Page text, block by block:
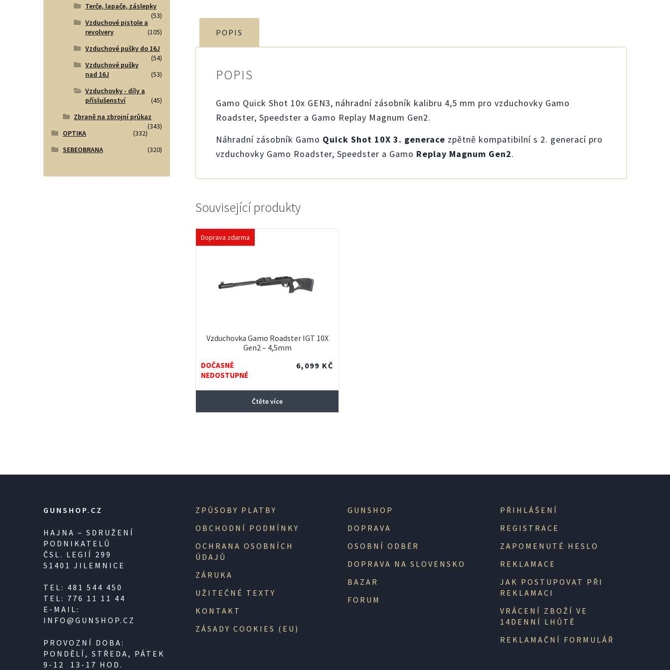
POPIS
POPIS
Gamo Quick Shot 10x GEN3, náhradní zásobník kalibru 4,5 mm pro vzduchovky Gamo
Roadster, Speedster a Gamo Replay Magnum Gen2.
Náhradní zásobník Gamo Quick Shot 10X 3. generace zpětně kompatibilní s 2. generací pro
vzduchovky Gamo Roadster, Speedster a Gamo Replay Magnum Gen2.
Související produkty
Doprava zdarma
Vzduchovka Gamo Roadster IGT 10X
Gen2 – 4,5mm
DOČASNĚ
NEDOSTUPNÉ
6,099 KČ
Čtěte více
Terče, lapače, záslepky
(53)
Vzduchové pistole a
revolvery
(105)
Vzduchové pušky do 16J
(54)
Vzduchové pušky
nad 16J
(53)
Vzduchovky - díly a
příslušenství
(45)
Zbraně na zbrojní průkaz
(343)
OPTIKA
(332)
SEBEOBRANA
(320)
GUNSHOP.CZ
HAJNA – SDRUŽENÍ
PODNIKATELŮ
ČSL. LEGIÍ 299
51401 JILEMNICE
TEL: 481 544 450
TEL: 776 11 11 44
E-MAIL:
INFO@GUNSHOP.CZ
PROVOZNÍ DOBA:
PONDĚLÍ, STŘEDA, PÁTEK
9-12 13-17 HOD.
ZPŮSOBY PLATBY
OBCHODNÍ PODMÍNKY
OCHRANA OSOBNÍCH
ÚDAJŮ
ZÁRUKA
UŽITEČNÉ TEXTY
KONTAKT
ZÁSADY COOKIES (EU)
GUNSHOP
DOPRAVA
OSOBNÍ ODBĚR
DOPRAVA NA SLOVENSKO
BAZAR
FORUM
PŘIHLÁŠENÍ
REGISTRACE
ZAPOMENUTÉ HESLO
REKLAMACE
JAK POSTUPOVAT PŘI
REKLAMACI
VRÁCENÍ ZBOŽÍ VE
14DENNÍ LHŮTĚ
REKLAMAČNÍ FORMULÁŘ